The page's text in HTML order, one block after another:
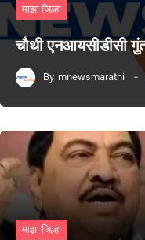
माझा जिल्हा
चौथी एनआयसीडीसी
By mnewsmarathi
माझा जिल्हा